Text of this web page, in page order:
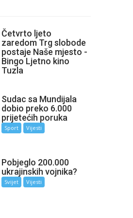
Četvrto ljeto
zaredom Trg slobode
postaje Naše mjesto -
Bingo Ljetno kino
Tuzla
Sudac sa Mundijala
dobio preko 6.000
prijetećih poruka
Sport Vijesti
Pobjeglo 200.000
ukrajinskih vojnika?
Svijet Vijesti